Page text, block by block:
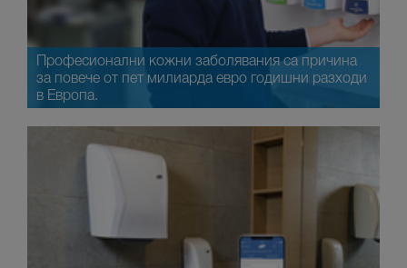
Професионални кожни заболявания са причина
за повече от пет милиарда евро годишни разходи
в Европа.